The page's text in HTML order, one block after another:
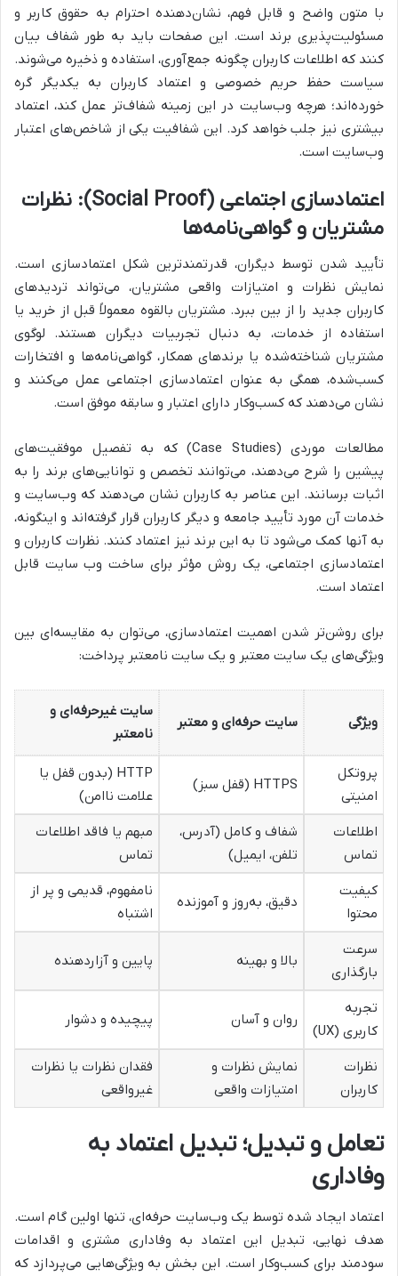
با متون واضح و قابل فهم، نشان‌دهنده احترام به حقوق کاربر و
مسئولیت‌پذیری برند است. این صفحات باید به طور شفاف بیان
کنند که اطلاعات کاربران چگونه جمع‌آوری، استفاده و ذخیره می‌شوند.
سیاست حفظ حریم خصوصی و اعتماد کاربران به یکدیگر گره
خورده‌اند؛ هرچه وب‌سایت در این زمینه شفاف‌تر عمل کند، اعتماد
بیشتری نیز جلب خواهد کرد. این شفافیت یکی از شاخص‌های اعتبار
وب‌سایت است.
اعتمادسازی اجتماعی (Social Proof): نظرات
مشتریان و گواهی‌نامه‌ها
تأیید شدن توسط دیگران، قدرتمندترین شکل اعتمادسازی است.
نمایش نظرات و امتیازات واقعی مشتریان، می‌تواند تردیدهای
کاربران جدید را از بین ببرد. مشتریان بالقوه معمولاً قبل از خرید یا
استفاده از خدمات، به دنبال تجربیات دیگران هستند. لوگوی
مشتریان شناخته‌شده یا برندهای همکار، گواهی‌نامه‌ها و افتخارات
کسب‌شده، همگی به عنوان اعتمادسازی اجتماعی عمل می‌کنند و
نشان می‌دهند که کسب‌وکار دارای اعتبار و سابقه موفق است.
مطالعات موردی (Case Studies) که به تفصیل موفقیت‌های
پیشین را شرح می‌دهند، می‌توانند تخصص و توانایی‌های برند را به
اثبات برسانند. این عناصر به کاربران نشان می‌دهند که وب‌سایت و
خدمات آن مورد تأیید جامعه و دیگر کاربران قرار گرفته‌اند و اینگونه،
به آنها کمک می‌شود تا به این برند نیز اعتماد کنند. نظرات کاربران و
اعتمادسازی اجتماعی، یک روش مؤثر برای ساخت وب سایت قابل
اعتماد است.
برای روشن‌تر شدن اهمیت اعتمادسازی، می‌توان به مقایسه‌ای بین
ویژگی‌های یک سایت معتبر و یک سایت نامعتبر پرداخت:
ویژگی سایت حرفه‌ای و معتبر
سایت غیرحرفه‌ای و
نامعتبر
پروتکل
امنیتی
HTTPS (قفل سبز)
HTTP (بدون قفل یا
علامت ناامن)
اطلاعات
تماس
شفاف و کامل (آدرس،
تلفن، ایمیل)
مبهم یا فاقد اطلاعات
تماس
کیفیت
محتوا
دقیق، به‌روز و آموزنده
نامفهوم، قدیمی و پر از
اشتباه
سرعت
بارگذاری
بالا و بهینه پایین و آزاردهنده
تجربه
کاربری (UX)
روان و آسان پیچیده و دشوار
نظرات
کاربران
نمایش نظرات و
امتیازات واقعی
فقدان نظرات یا نظرات
غیرواقعی
تعامل و تبدیل؛ تبدیل اعتماد به
وفاداری
اعتماد ایجاد شده توسط یک وب‌سایت حرفه‌ای، تنها اولین گام است.
هدف نهایی، تبدیل این اعتماد به وفاداری مشتری و اقدامات
سودمند برای کسب‌وکار است. این بخش به ویژگی‌هایی می‌پردازد که